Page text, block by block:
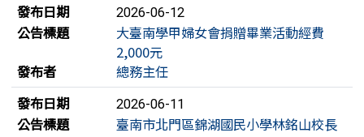
發布日期
2026-06-12
公告標題
大臺南學甲婦女會捐贈畢業活動經費
2,000元
發布者
總務主任
發布日期
2026-06-11
公告標題
臺南市北門區錦湖國民小學林銘山校長